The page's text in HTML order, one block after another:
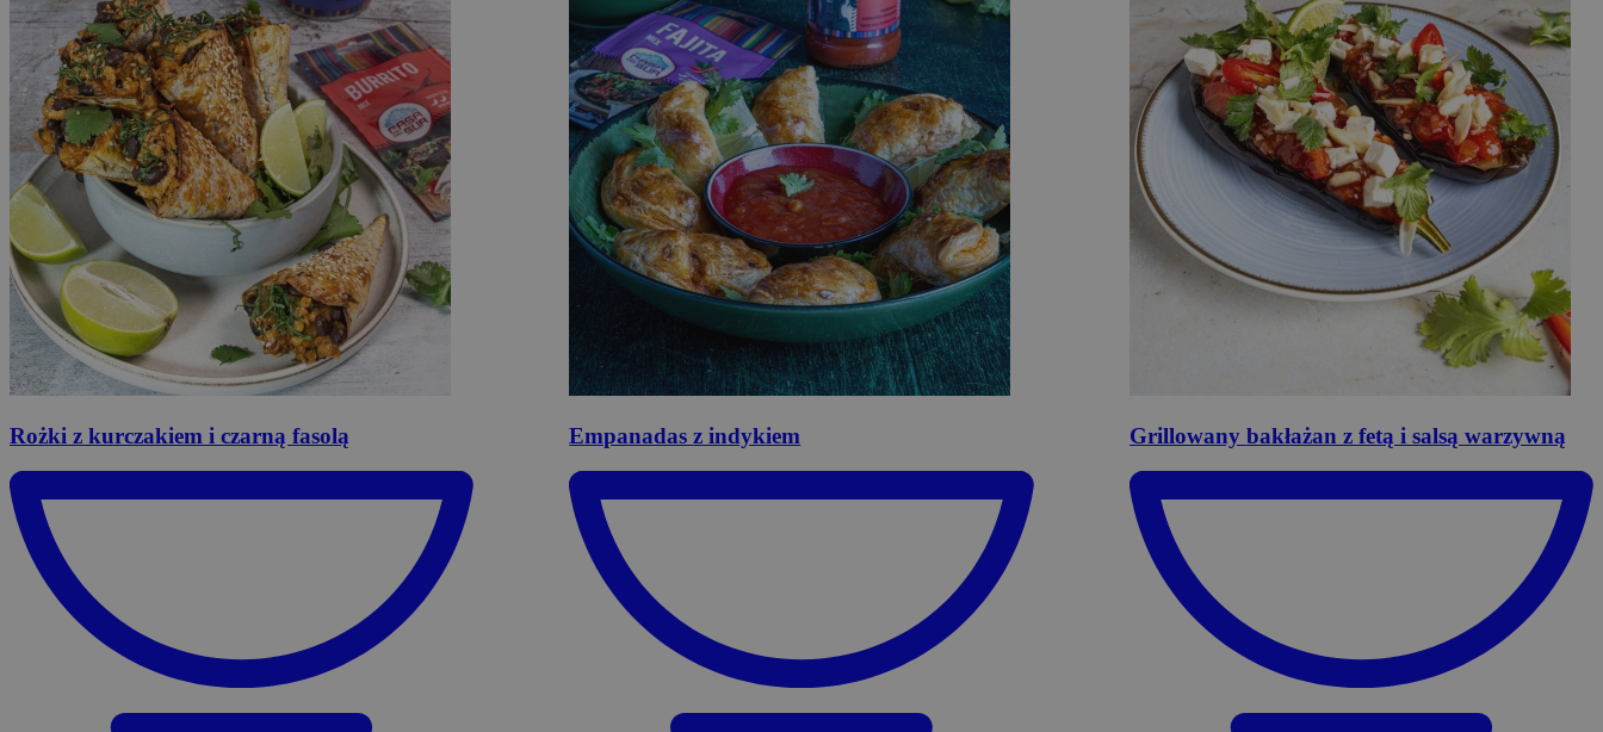
Rożki z kurczakiem i czarną fasolą Empanadasz indykiem Grillowany bakłażan z fetą i salsą warzywną